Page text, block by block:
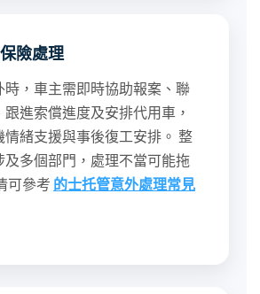
險處理
時，車主需即時協助報案、聯
進索償進度及安排代用車，
情緒支援與事後復工安排。 整
及多個部門，處理不當可能拖
可參考 的士托管意外處理常見